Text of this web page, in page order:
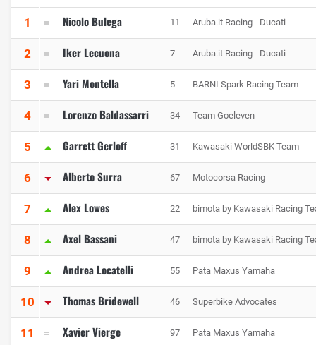
1 Nicolo Bulega 11 Aruba.it Racing - Ducati
2 Iker Lecuona 7 Aruba.it Racing - Ducati
3 Yari Montella 5 BARNI Spark Racing Team
4 Lorenzo Baldassarri 34 Team Goeleven
5 Garrett Gerloff 31 Kawasaki WorldSBK Team
6 Alberto Surra 67 Motocorsa Racing
7 Alex Lowes 22 bimota by Kawasaki Racing
8 Axel Bassani 47 bimota by Kawasaki Racing
9 Andrea Locatelli 55 Pata Maxus Yamaha
10 Thomas Bridewell 46 Superbike Advocates
11 Xavier Vierge 97 Pata Maxus Yamaha